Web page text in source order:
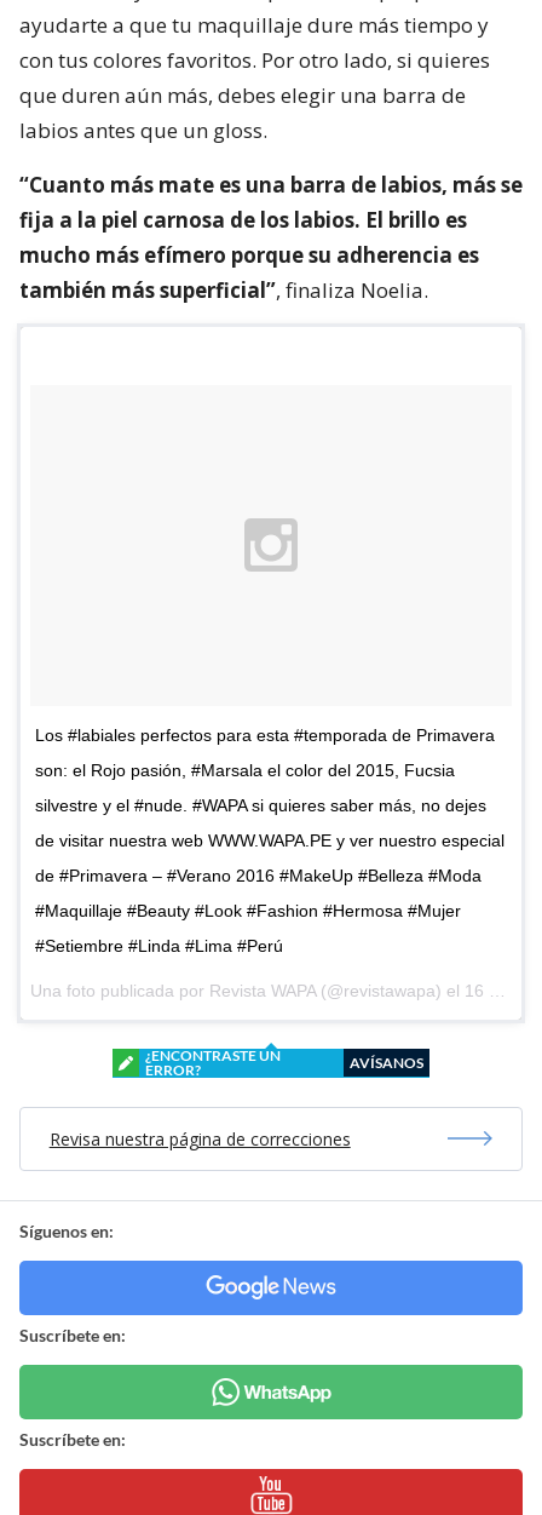
ayudarte a que tu maquillaje dure más tiempo y
con tus colores favoritos. Por otro lado, si quieres
que duren aún más, debes elegir una barra de
labios antes que un gloss.
“Cuanto más mate es una barra de labios, más se
fija a la piel carnosa de los labios. El brillo es
mucho más efímero porque su adherencia es
también más superficial”, finaliza Noelia.
Los #labiales perfectos para esta #temporada de Primavera
son: el Rojo pasión, #Marsala el color del 2015, Fucsia
silvestre y el #nude. #WAPA si quieres saber más, no dejes
de visitar nuestra web WWW.WAPA.PE y ver nuestro especial
de #Primavera – #Verano 2016 #MakeUp #Belleza #Moda
#Maquillaje #Beauty #Look #Fashion #Hermosa #Mujer
#Setiembre #Linda #Lima #Perú
Una foto publicada por Revista WAPA (@revistawapa) el 16 de Sep de 2015 a la(s) 11:59 PDT
¿ENCONTRASTE UN
ERROR?
AVÍSANOS
Revisa nuestra página de correcciones
Síguenos en:
Suscríbete en:
Suscríbete en: